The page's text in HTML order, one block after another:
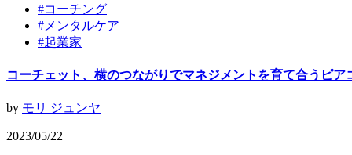
#コーチング
# メンタルケア
#起業家
コーチェット、横のつながりでマネジメントを育て合うピ
by モリ ジュンヤ
2023/05/22